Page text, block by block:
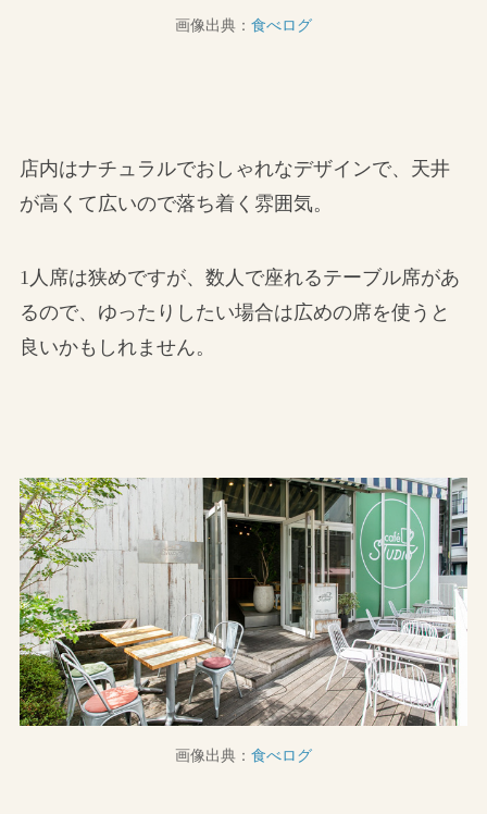
画像出典： 食べログ
店内はナチュラルでおしゃれなデザインで、天井
が高くて広いので落ち着く雰囲気。
1人席は狭めですが、数人で座れるテーブル席があ
るので、ゆったりしたい場合は広めの席を使うと
良いかもしれません。
画像出典： 食べログ